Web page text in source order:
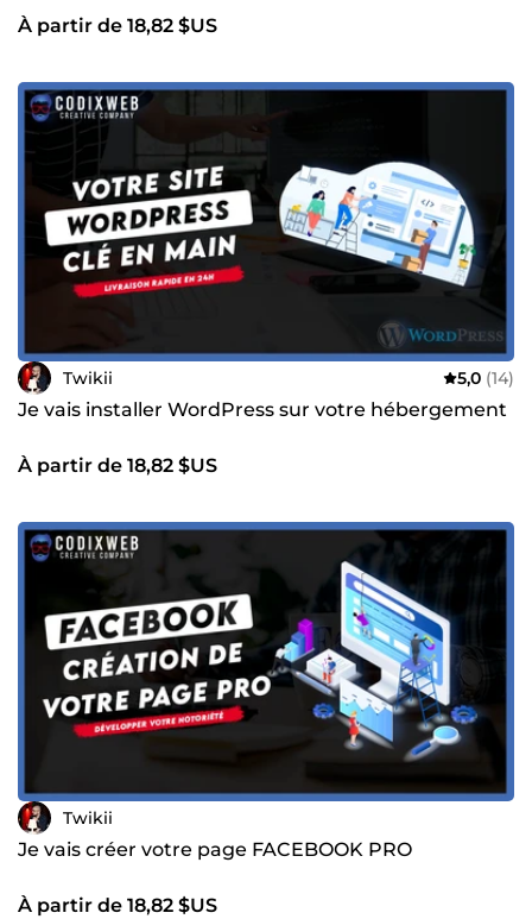
À partir de 18,82 $US
Twikii 5,0 (14)
Je vais installer WordPress sur votre hébergement
À partir de 18,82 $US
Twikii
Je vais créer votre page FACEBOOK PRO
À partir de 18,82 $US